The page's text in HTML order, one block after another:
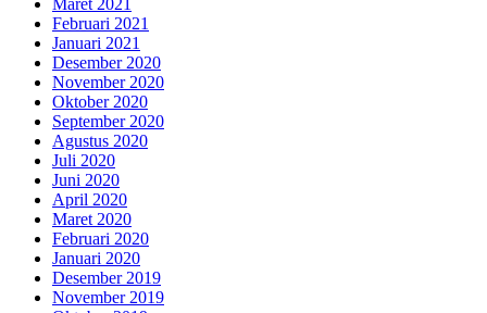
Maret 2021
Februari 2021
Januari 2021
Desember 2020
November 2020
Oktober 2020
September 2020
Agustus 2020
Juli 2020
Juni 2020
April 2020
Maret 2020
Februari 2020
Januari 2020
Desember 2019
November 2019